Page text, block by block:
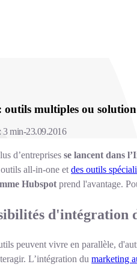
multiples ou
3 min 23.09.2016
d’entreprisesse lancent dans
outils all-in-one etdes outils
Hubspot prend l'avantage.
d'intégration
peuvent vivre en parallèle,
L’intégration dumarketing